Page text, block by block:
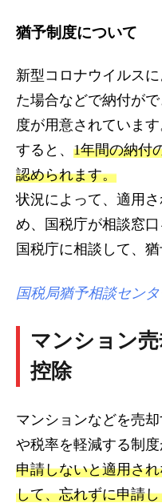
猶予制度について
新型コロナウイルス
た場合などで納付が
度が用意されていま
すると、 1年間の納付
認められます。
状況によって、適用
め、国税庁が相談窓口
国税庁に相談して、
国税局猶予相談セン
マンション売却時の軽減税率や
控除
マンションなどを売
や税率を軽減する制度
申請しないと適用さ
して、忘れずに申請